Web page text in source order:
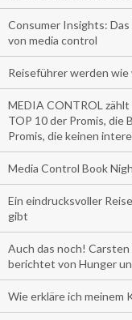
Consumer Insights:
von media control
Reiseführer werden
MEDIA CONTROL
TOP 10 der Promis, die
Promis, die keinen
Media Control Book
Ein eindrucksvoller
gibt
Auch das noch!
berichtet von Hunger
Wie erkläre ich meinem